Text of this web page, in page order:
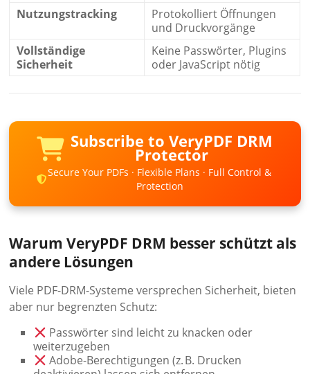
Nutzungstracking
Protokolliert Öffnungen
und Druckvorgänge
Vollständige
Sicherheit
Keine Passwörter, Plugins
oder JavaScript nötig
Subscribe to VeryPDF DRM
Protector
Secure Your PDFs · Flexible Plans · Full Control &
Protection
Warum VeryPDF DRM besser schützt als
andere Lösungen
Viele PDF-DRM-Systeme versprechen Sicherheit, bieten
aber nur begrenzten Schutz:
Passwörter sind leicht zu knacken oder
weiterzugeben
Adobe-Berechtigungen (z. B. Drucken